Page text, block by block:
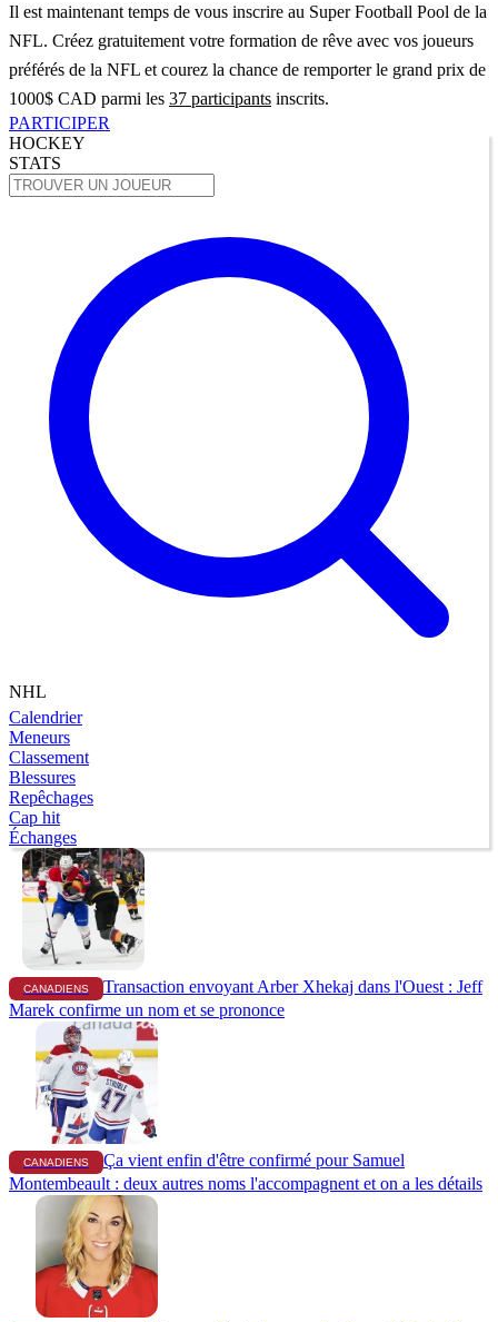
Il est maintenant temps de vous inscrire au Super Football Pool de la
NFL. Créez gratuitement votre formation de rêve avec vos joueurs
préférés de la NFL et courez la chance de remporter le grand prix de
1000$ CAD parmi les 37 participants inscrits.
PARTICIPER
HOCKEY
STATS
NHL
Calendrier
Meneurs
Classement
Blessures
Repêchages
Cap hit
Échanges
CANADIENS
Transaction envoyant Arber Xhekaj dans l'Ouest : Jeff
Marek confirme un nom et se prononce
CANADIENS
Ça vient enfin d'être confirmé pour Samuel
Montembeault : deux autres noms l'accompagnent et on a les détails